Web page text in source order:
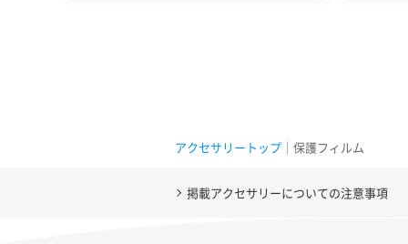
アクセサリートップ ｜保護フィルム
掲載アクセサリーについての注意事項